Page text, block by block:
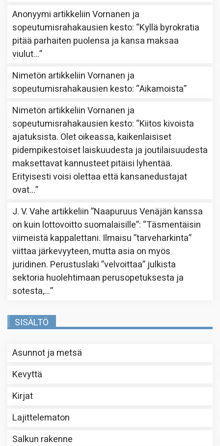
Anonyymi artikkeliinVornanen ja
sopeutumisrahakausien kesto: “Kyllä byrokratia
pitää parhaiten puolensa ja kansa maksaa
viulut…”
Nimetön artikkeliinVornanen ja
sopeutumisrahakausien kesto: “Aikamoista”
Nimetön artikkeliinVornanen ja
sopeutumisrahakausien kesto: “Kiitos kivoista
ajatuksista. Olet oikeassa, kaikenlaisiset
pidempikestoiset laiskuudesta ja joutilaisuudesta
maksettavat kannusteet pitäisi lyhentää.
Erityisesti voisi olettaa että kansanedustajat
ovat…”
J. V. Vahe artikkeliin”Naapuruus Venäjän kanssa
on kuin lottovoitto suomalaisille”: “Täsmentäisin
viimeistä kappalettani. Ilmaisu ”tarveharkinta”
viittaa järkevyyteen, mutta asia on myös
juridinen. Perustuslaki ”velvoittaa” julkista
sektoria huolehtimaan perusopetuksesta ja
sotesta,…”
SISÄLTÖ
Asunnot ja metsä
Kevyttä
Kirjat
Lajittelematon
Salkun rakenne